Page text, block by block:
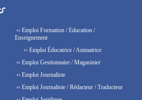
›› Emploi Formation / Education /
Enseignement
›› Emploi Éducatrice / Animatrice
›› Emploi Gestionnaire / Magasinier
›› Emploi Journaliste
›› Emploi Journaliste / Rédacteur / Traducteur